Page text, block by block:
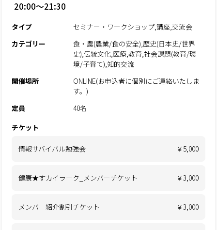
20:00～21:30
タイプ
セミナー・ワークショップ,講座,交流会
カテゴリー
食・農(農業/食の安全),歴史(日本史/世界
史),伝統文化,医療,教育,社会課題(教育/環
境/子育て),知的交流
開催場所
ONLINE(お申込者に個別にご連絡いたしま
す。)
定員
40名
チケット
情報サバイバル勉強会 ￥5,000
健康★すカイラーク_メンバーチケット ￥3,000
メンバー紹介割引チケット ￥3,000